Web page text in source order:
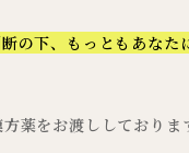
の下、もっともあなた
薬をお渡ししておりま